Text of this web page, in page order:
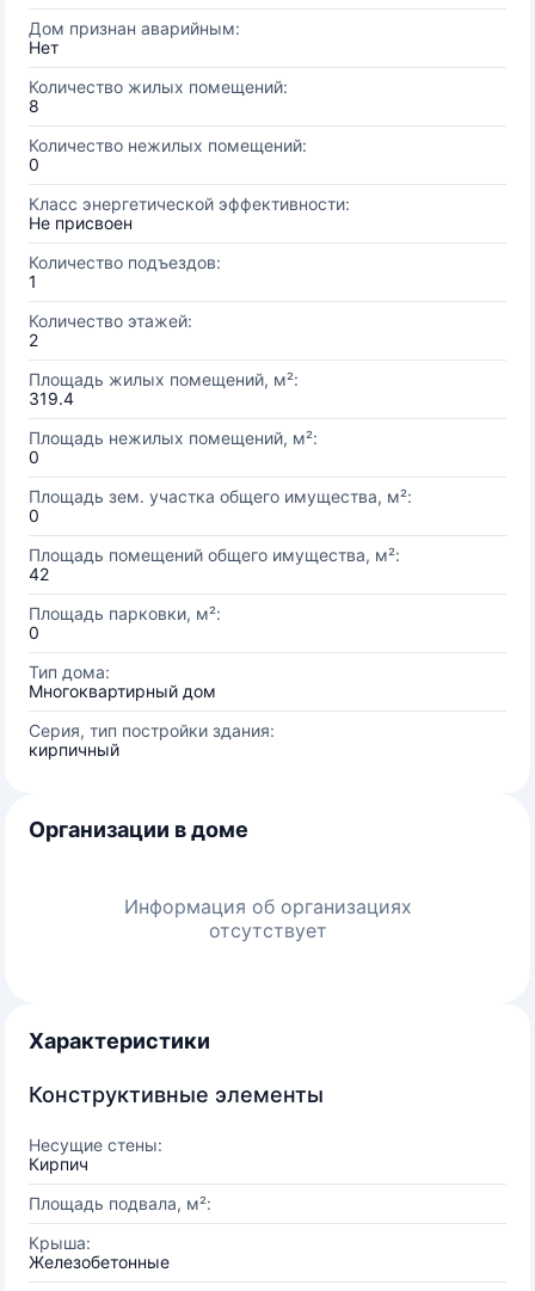
Дом признан аварийным:
Нет
Количество жилых помещений:
8
Количество нежилых помещений:
0
Класс энергетической эффективности:
Не присвоен
Количество подъездов:
1
Количество этажей:
2
Площадь жилых помещений, м²:
319.4
Площадь нежилых помещений, м²:
0
Площадь зем. участка общего имущества, м²:
0
Площадь помещений общего имущества, м²:
42
Площадь парковки, м²:
0
Тип дома:
Многоквартирный дом
Серия, тип постройки здания:
кирпичный
Организации в доме
Информация об организациях
отсутствует
Характеристики
Конструктивные элементы
Несущие стены:
Кирпич
Площадь подвала, м²:
Крыша:
Железобетонные